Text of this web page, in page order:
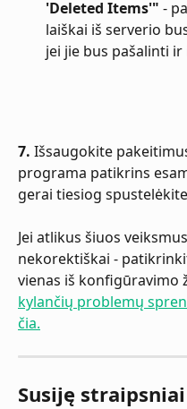
'Deleted Items'" -
laiškai iš serverio
jei jie bus pašalinti ir
7. Išsaugokite
programa patikrins
gerai tiesiog spustelėkite
Jei atlikus šiuos
nekorektiškai -
vienas iš konfigūravimo
kylančių problemų
čia.
Susiję straipsniai